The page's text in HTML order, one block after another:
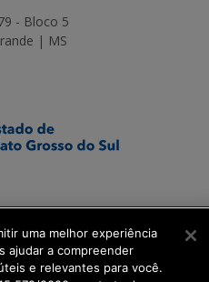
- Bloco 5
| MS
uma melhor experiência
ajudar a compreender
e relevantes para você.